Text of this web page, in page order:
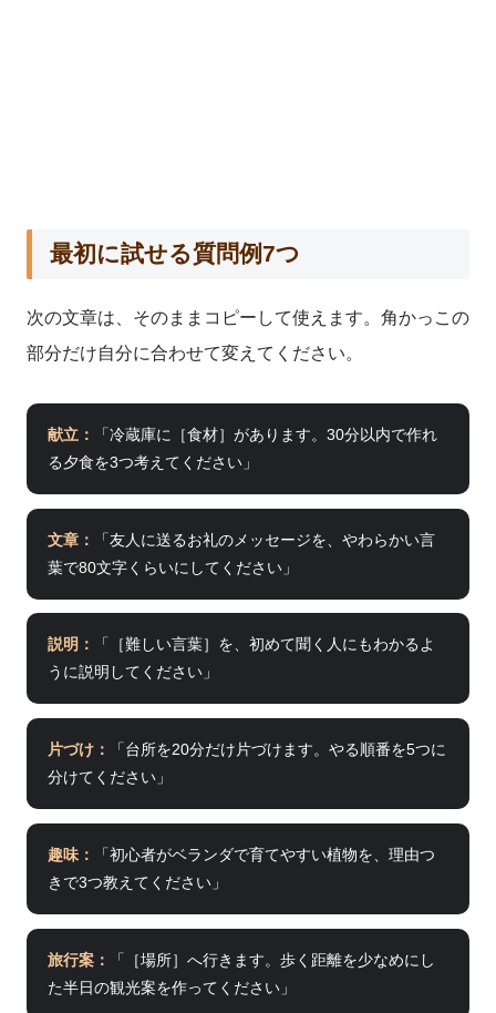
最初に試せる質問例7つ
次の文章は、そのままコピーして使えます。角かっこの
部分だけ自分に合わせて変えてください。
献立：
「冷蔵庫に［食材］があります。30分以内で作れ
る夕食を3つ考えてください」
文章：
「友人に送るお礼のメッセージを、やわらかい言
葉で80文字くらいにしてください」
説明：
「［難しい言葉］を、初めて聞く人にもわかるよ
うに説明してください」
片づけ：
「台所を20分だけ片づけます。やる順番を5つに
分けてください」
趣味：
「初心者がベランダで育てやすい植物を、理由つ
きで3つ教えてください」
旅行案：
「［場所］へ行きます。歩く距離を少なめにし
た半日の観光案を作ってください」